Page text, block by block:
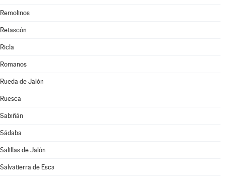
Remolinos
Retascón
Ricla
Romanos
Rueda de Jalón
Ruesca
Sabiñán
Sádaba
Salillas de Jalón
Salvatierra de Esca